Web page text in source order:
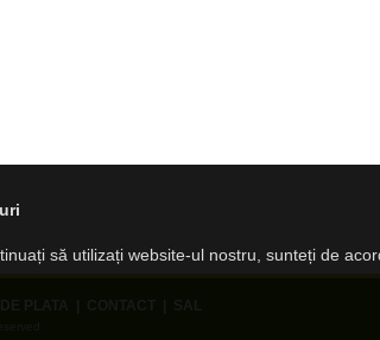
PLATA CONTACT| SAL
să utilizați website-ul nostru, sunteți de